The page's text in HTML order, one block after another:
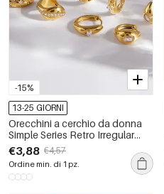
-15%
13-25 GIORNI
Orecchini a cerchio da donna
Simple Series Retro Irregular
Shape in acciaio inossidabile
impermeabile color oro
€3,88 €4,57
Ordine min. di 1 pz.